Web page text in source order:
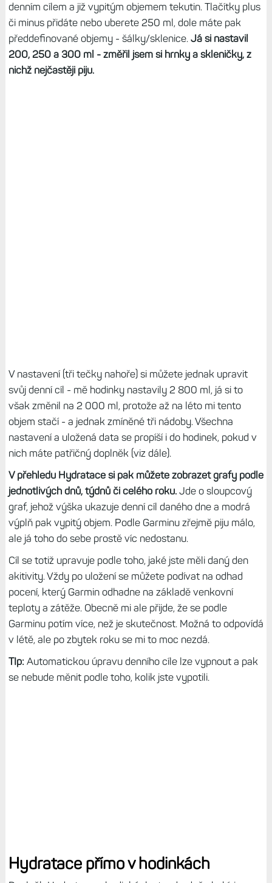
denním cílem a již vypitým objemem tekutin. Tlačítky plus
či minus přidáte nebo uberete 250 ml, dole máte pak
předdefinované objemy - šálky/sklenice. Já si nastavil
200, 250 a 300 ml - změřil jsem si hrnky a skleničky, z
nichž nejčastěji piju.
V nastavení (tři tečky nahoře) si můžete jednak upravit
svůj denní cíl - mě hodinky nastavily 2 800 ml, já si to
však změnil na 2 000 ml, protože až na léto mi tento
objem stačí - a jednak zmíněné tři nádoby. Všechna
nastavení a uložená data se propíší i do hodinek, pokud v
nich máte patřičný doplněk (viz dále).
V přehledu Hydratace si pak můžete zobrazet grafy podle
jednotlivých dnů, týdnů či celého roku.Jde o sloupcový
graf, jehož výška ukazuje denní cíl daného dne a modrá
výplň pak vypitý objem. Podle Garminu zřejmě piju málo,
ale já toho do sebe prostě víc nedostanu.
Cíl se totiž upravuje podle toho, jaké jste měli daný den
akitivity. Vždy po uložení se můžete podívat na odhad
pocení, který Garmin odhadne na základě venkovní
teploty a zátěže. Obecně mi ale přijde, že se podle
Garminu potím více, než je skutečnost. Možná to odpovídá
v létě, ale po zbytek roku se mi to moc nezdá.
TIp: Automatickou úpravu denního cíle lze vypnout a pak
se nebude měnit podle toho, kolik jste vypotili.
Hydratace přímo v hodinkách